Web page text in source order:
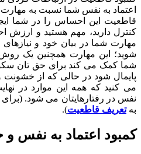
اعتماد به نفس شما نسبت به مهارت
قاطعیت این احساس را در شما
کنترل دارید، مهم هستید و ارزش
مهارت شما در بیان خود و
شوید؛ این مهارت همچنین یک
شما کمک می کند برای حق تان
پایمال شود در حالی که از خشونت
می کنید که همه این موارد در
نفس در رفتارهایتان می شود.
بهتعریف قاطعیت).
کمبود اعتماد به نفس